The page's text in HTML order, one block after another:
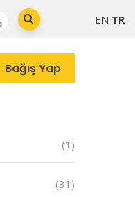
Bağış Yap
(1)
(31)
EN TR